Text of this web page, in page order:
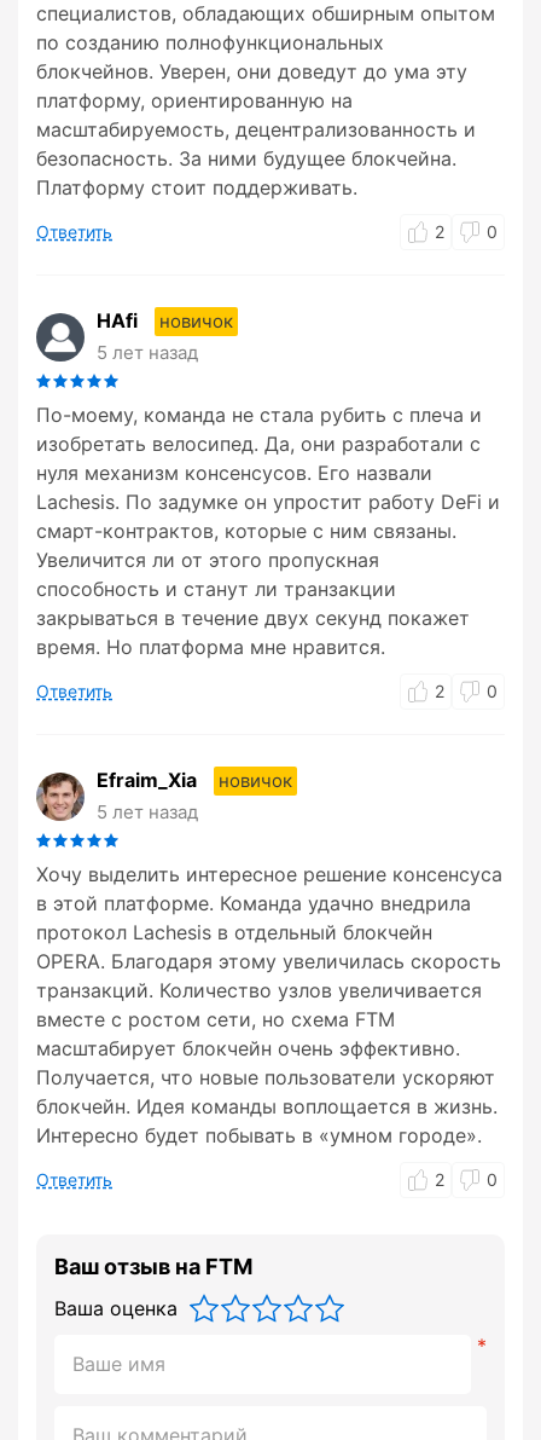
специалистов, обладающих обширным опытом
по созданию полнофункциональных
блокчейнов. Уверен, они доведут до ума эту
платформу, ориентированную на
масштабируемость, децентрализованность и
безопасность. За ними будущее блокчейна.
Платформу стоит поддерживать.
Ответить 2 0
HAfi
новичок
5 лет назад
По-моему, команда не стала рубить с плеча и
изобретать велосипед. Да, они разработали с
нуля механизм консенсусов. Его назвали
Lachesis. По задумке он упростит работу DeFi и
смарт-контрактов, которые с ним связаны.
Увеличится ли от этого пропускная
способность и станут ли транзакции
закрываться в течение двух секунд покажет
время. Но платформа мне нравится.
Ответить 2 0
Efraim_Xia
новичок
5 лет назад
Хочу выделить интересное решение консенсуса
в этой платформе. Команда удачно внедрила
протокол Lachesis в отдельный блокчейн
OPERA. Благодаря этому увеличилась скорость
транзакций. Количество узлов увеличивается
вместе с ростом сети, но схема FTM
масштабирует блокчейн очень эффективно.
Получается, что новые пользователи ускоряют
блокчейн. Идея команды воплощается в жизнь.
Интересно будет побывать в «умном городе».
Ответить 2 0
Ваш отзыв на FTM
Ваша оценка